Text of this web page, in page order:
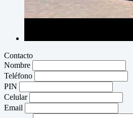
Contacto
Nombre
Teléfono
PIN
Celular
Email